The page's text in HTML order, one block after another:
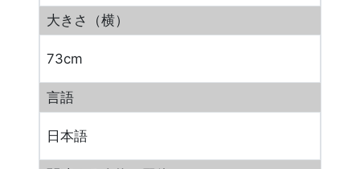
大きさ（横）
73cm
言語
日本語